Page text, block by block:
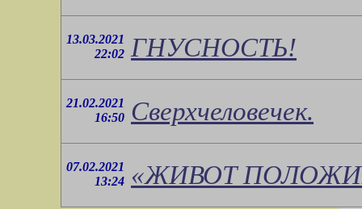
13.03.2021
22:02 ГНУСНОСТЬ!
21.02.2021
16:50 Сверхчеловечек.
07.02.2021
13:24 «ЖИВОТ